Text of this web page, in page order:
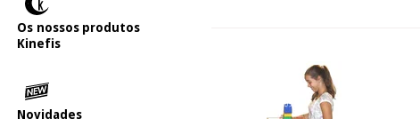
Os nossos produtos
Kinefis
Novidades